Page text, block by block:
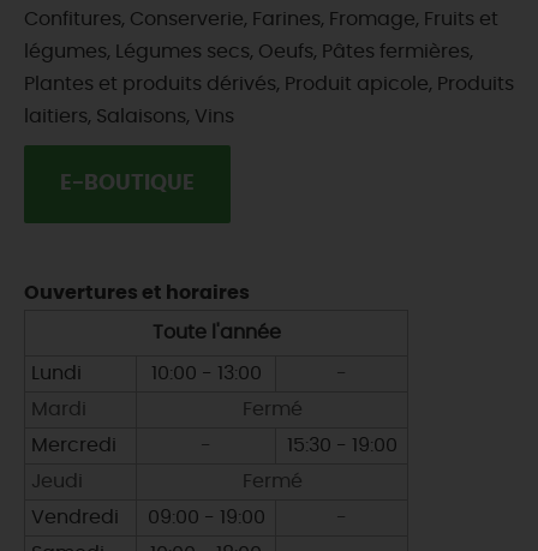
Confitures, Conserverie, Farines, Fromage, Fruits et
légumes, Légumes secs, Oeufs, Pâtes fermières,
Plantes et produits dérivés, Produit apicole, Produits
laitiers, Salaisons, Vins
E-BOUTIQUE
Ouvertures et horaires
Toute l'année
Lundi 10:00 - 13:00
-
Mardi
Fermé
Mercredi
-
15:30 - 19:00
Jeudi
Fermé
Vendredi
09:00 - 19:00
-